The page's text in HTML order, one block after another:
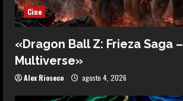
Cine
«Dragon Ball Z: Frieza Saga –
Multiverse»
Alex Rioseco agosto 4, 2026